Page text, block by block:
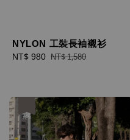
NYLON 工裝長袖襯衫
Sale
NT$ 980 Regular
NT$ 1,580